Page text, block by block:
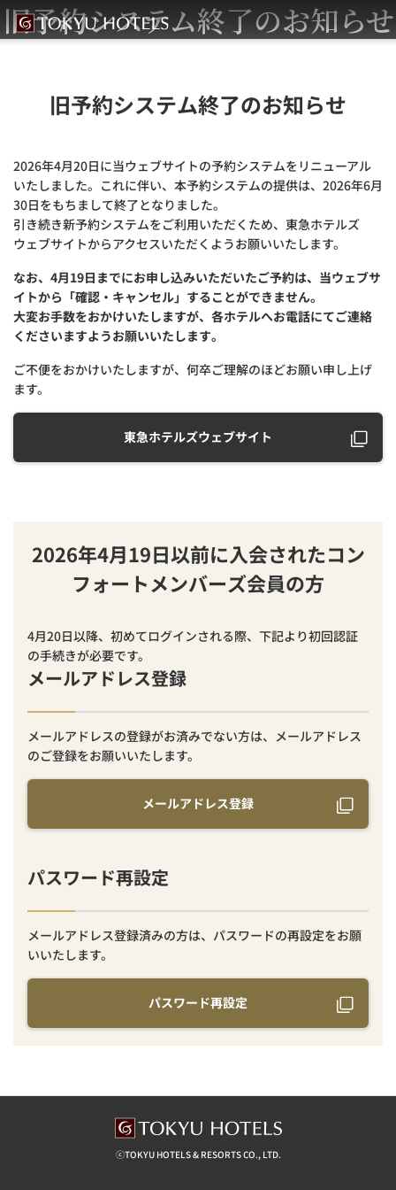
旧予約システム終了のお知らせ
旧予約システム終了のお知らせ
2026年4月20日に当ウェブサイトの予約システムをリニューアル
いたしました。これに伴い、本予約システムの提供は、2026年6月
30日をもちまして終了となりました。
引き続き新予約システムをご利用いただくため、東急ホテルズ
ウェブサイトからアクセスいただくようお願いいたします。
なお、4月19日までにお申し込みいただいたご予約は、当ウェブサ
イトから「確認・キャンセル」することができません。
大変お手数をおかけいたしますが、各ホテルへお電話にてご連絡
くださいますようお願いいたします。
ご不便をおかけいたしますが、何卒ご理解のほどお願い申し上げ
ます。
東急ホテルズウェブサイト
2026年4月19日以前に入会されたコン
フォートメンバーズ会員の方
4月20日以降、初めてログインされる際、下記より初回認証
の手続きが必要です。
メールアドレス登録
メールアドレスの登録がお済みでない方は、メールアドレス
のご登録をお願いいたします。
メールアドレス登録
パスワード再設定
メールアドレス登録済みの方は、パスワードの再設定をお願
いいたします。
パスワード再設定
ⓒTOKYU HOTELS & RESORTS CO., LTD.